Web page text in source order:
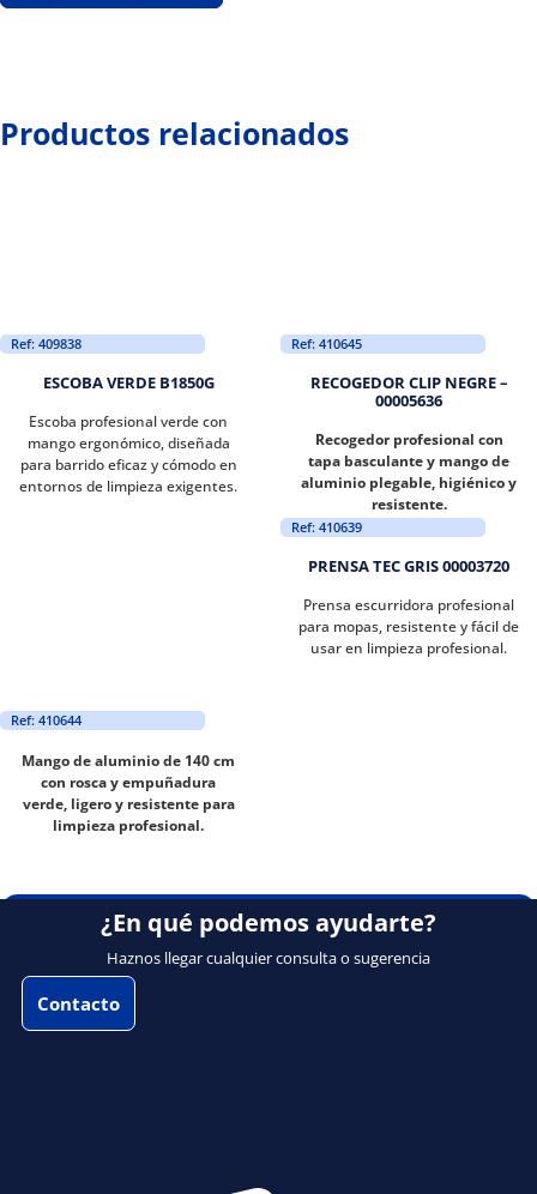
Productos relacionados
Ref: 409838
ESCOBA VERDE B1850G
Escoba profesional verde con
mango ergonómico, diseñada
para barrido eficaz y cómodo en
entornos de limpieza exigentes.
Ref: 410645
RECOGEDOR CLIP NEGRE –
00005636
Recogedor profesional con
tapa basculante y mango de
aluminio plegable, higiénico y
resistente.
Ref: 410644
Mango de aluminio de 140 cm
con rosca y empuñadura
verde, ligero y resistente para
limpieza profesional.
Ref: 410639
PRENSA TEC GRIS 00003720
Prensa escurridora profesional
para mopas, resistente y fácil de
usar en limpieza profesional.
¿En qué podemos ayudarte?
Haznos llegar cualquier consulta o sugerencia
Contacto